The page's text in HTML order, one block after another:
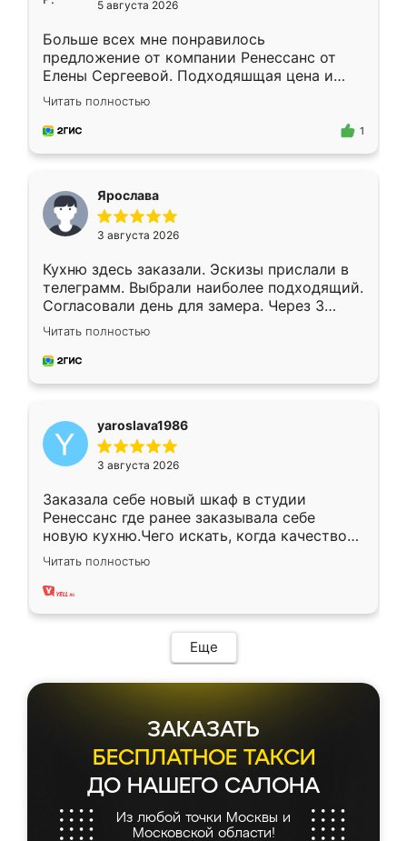
5 августа 2026
Больше всех мне понравилось
предложение от компании Ренессанс от
Елены Сергеевой. Подходяшщая цена и
короткие сроки изготовления. Приехавший
для замера сотрудник Владислав
предложил по моему эскизу самый
Читать полностью
1
Ярослава
3 августа 2026
Кухню здесь заказали. Эскизы прислали в
телеграмм. Выбрали наиболее подходящий.
Согласовали день для замера. Через 3
недели кухня была уже готова. Остались
довольны работой. Спасибо Ренессанс
мебель за качественную работу!
Читать полностью
yaroslava1986
3 августа 2026
Заказала себе новый шкаф в студии
Ренессанс где ранее заказывала себе
новую кухню.Чего искать, когда качеством
вполне довольна. Служит кухня уже почти
два года, нареканий нет.
Читать полностью
Еще
ЗАКАЗАТЬ
БЕСПЛАТНОЕ ТАКСИ
ДО НАШЕГО САЛОНА
Из любой точки Москвы и
Московской области!